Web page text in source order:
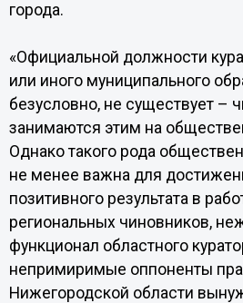
города.
«Официальной должности
или иного муниципального
безусловно, не существует –
занимаются этим на
Однако такого рода
не менее важна для
позитивного результата в
региональных чиновников,
функционал областного
непримиримые оппоненты
Нижегородской области